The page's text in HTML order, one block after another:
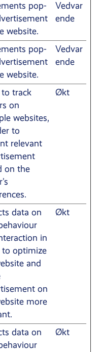
pop-
website.
Vedvar
ende
pop-
website.
Vedvar
ende
to track
on
websites,
to
relevant
on the
Økt
data on
in
to optimize
and
on
more
Økt
data on
Økt